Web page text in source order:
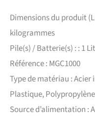
Dimensions du produit (L
kilogrammes
Pile(s) / Batterie(s) : : 1
Référence : MGC1000
Type de matériau :
Plastique, Polypropylène
Source d’alimentation :